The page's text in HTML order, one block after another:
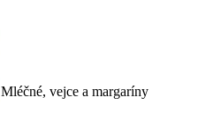
Mléčné, vejce a margaríny